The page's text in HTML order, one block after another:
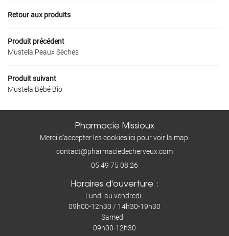
AVIS
ACTUALITÉS
Retour aux produits
Produit précédent
Mustela Peaux Sèches
Produit suivant
Mustela Bébé Bio
Pharmacie Missioux
Merci d'accepter les cookies ici pour voir la map.
05 49 75 08 26
Horaires d'ouverture :
Lundi au vendredi :
09h00-12h30 / 14h30-19h30
Samedi :
09h00-12h30